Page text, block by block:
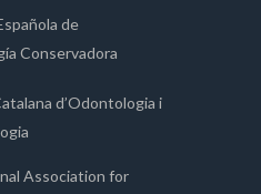
de
Conservadora
d’Odontologia i
Association for